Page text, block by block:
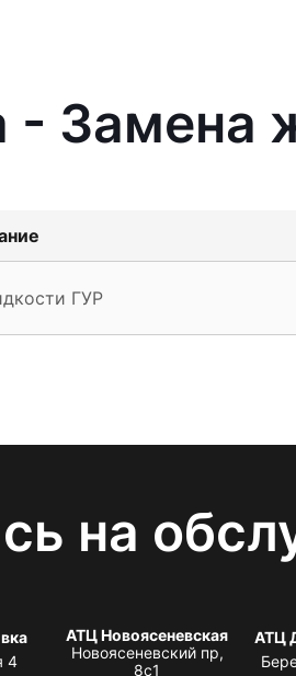
- Замена
ГУР
на
4
АТЦ Новоясеневская
Новоясеневский пр,
8с1
АТЦ